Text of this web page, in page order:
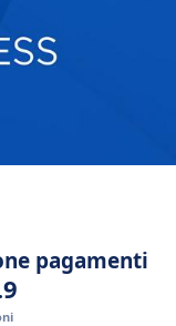
pagamenti